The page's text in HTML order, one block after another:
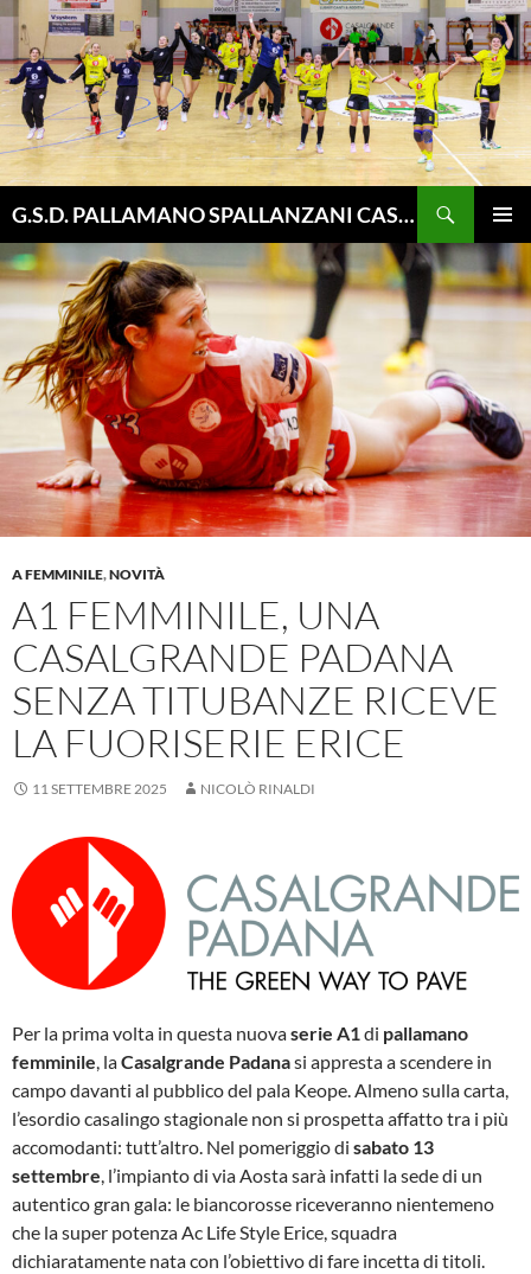
Vai
contenuto
G.S.D. PALLAMANO SPALLANZANI CASALGRANDE
MENU
A FEMMINILE,NOVITÀ
A1 FEMMINILE, UNA
CASALGRANDE PADANA
SENZA TITUBANZE RICEVE
LA FUORISERIE ERICE
11 SETTEMBRE 2025 NICOLÒ RINALDI
Per la prima volta in questa nuovaserie A1di pallamano
femminile, laCasalgrande Padanasi appresta a scendere in
campo davanti al pubblico del pala Keope. Almeno sulla carta,
l’esordio casalingo stagionale non si prospetta affatto tra i più
accomodanti: tutt’altro. Nel pomeriggio di sabato 13
settembre, l’impianto di via Aosta sarà infatti la sede di un
autentico gran gala: le biancorosse riceveranno nientemeno
che la super potenza Ac Life Style Erice, squadra
dichiaratamente nata con l’obiettivo di fare incetta di titoli.